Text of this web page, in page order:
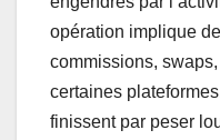
opération implique
commissions,
certaines
finissent par peser